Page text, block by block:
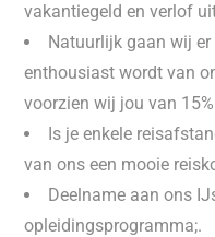
vakantiegeld en verlof
Natuurlijk gaan wij
enthousiast wordt van
voorzien wij jou van
Is je enkele
van ons een mooie
Deelname aan ons
opleidingsprogramma;.